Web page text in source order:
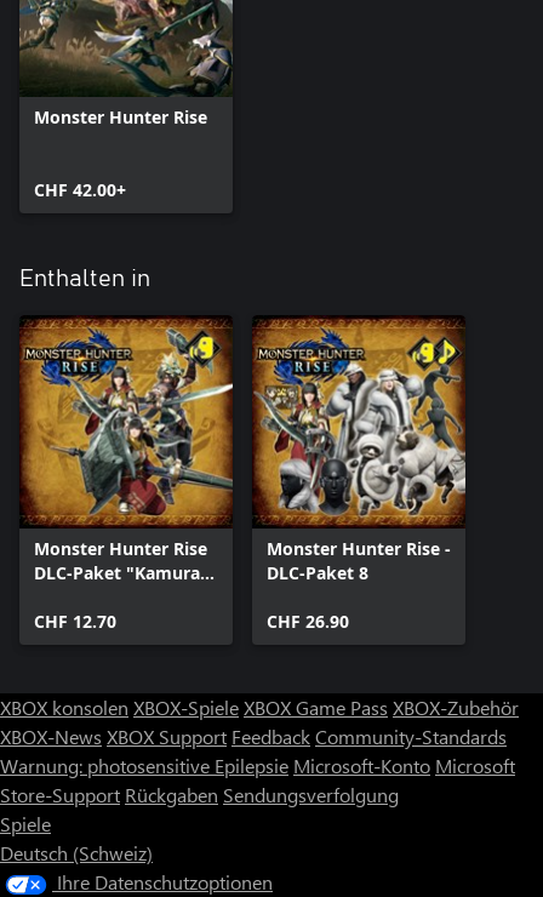
Monster Hunter Rise
CHF 42.00+
Enthalten in
Monster Hunter Rise
DLC-Paket "Kamura-
CHF 12.70
Monster Hunter Rise -
DLC-Paket 8
CHF 26.90
XBOX konsolen XBOX-SpieleXBOX Game Pass XBOX-Zubehör
XBOX-News XBOX Support FeedbackCommunity-Standards
Warnung: photosensitive Epilepsie Microsoft-Konto Microsoft
Store-Support Rückgaben Sendungsverfolgung
Spiele
Deutsch (Schweiz)
Ihre Datenschutzoptionen